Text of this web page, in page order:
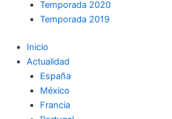
Temporada 2020
Temporada 2019
Inicio
Actualidad
España
México
Francia